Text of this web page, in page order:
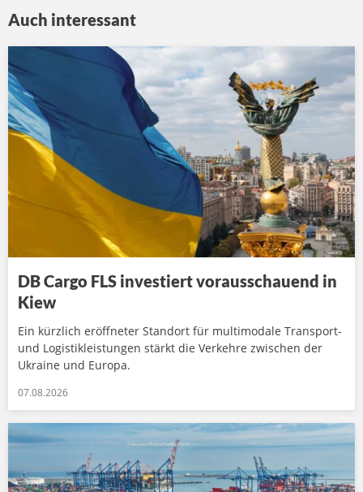
Auch interessant
DB Cargo FLS investiert vorausschauend in
Kiew
Ein kürzlich eröffneter Standort für multimodale Transport-
und Logistikleistungen stärkt die Verkehre zwischen der
Ukraine und Europa.
07.08.2026